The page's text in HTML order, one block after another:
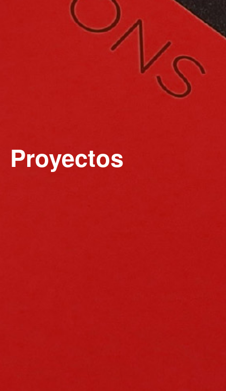
Proyectos